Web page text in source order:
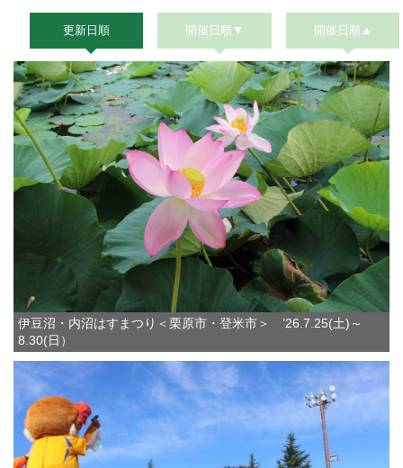
更新日順 開催日順▼ 開催日順▲
伊豆沼・内沼はすまつり＜栗原市・登米市＞ ’26.7.25(土)～
8.30(日）